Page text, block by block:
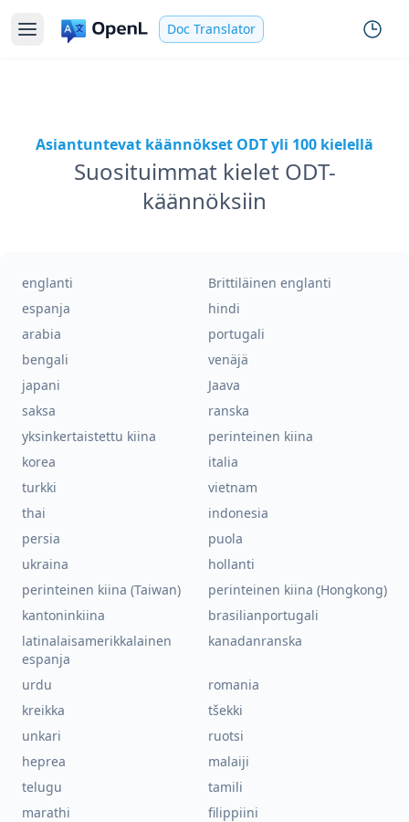
Doc Translator
Asiantuntevat käännökset ODT yli 100 kielellä
Suosituimmat kielet ODT-
käännöksiin
englanti
Brittiläinen englanti
espanja
hindi
arabia
portugali
bengali
venäjä
japani
Jaava
saksa
ranska
yksinkertaistettu kiina
perinteinen kiina
korea
italia
turkki
vietnam
thai
indonesia
persia
puola
ukraina
hollanti
perinteinen kiina (Taiwan)
perinteinen kiina (Hongkong)
kantoninkiina
brasilianportugali
latinalaisamerikkalainen
espanja
kanadanranska
urdu
romania
kreikka
tšekki
unkari
ruotsi
heprea
malaiji
telugu
tamili
marathi
filippiini